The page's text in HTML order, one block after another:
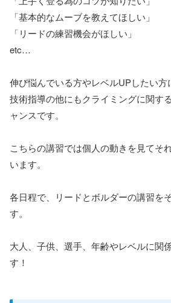
「基本的なムーブを教えてほしい」
「リードの練習機会がほしい」
etc…
伸び悩んでいる方やレベルUPしたい方
技術指導の他にもクライミングに関す
ャンスです。
こちらの講習では個人の動きを見てそ
います。
各日程で、リードとボルダーの講習を
す。
大人、子供、選手、年齢やレベルに関
す！